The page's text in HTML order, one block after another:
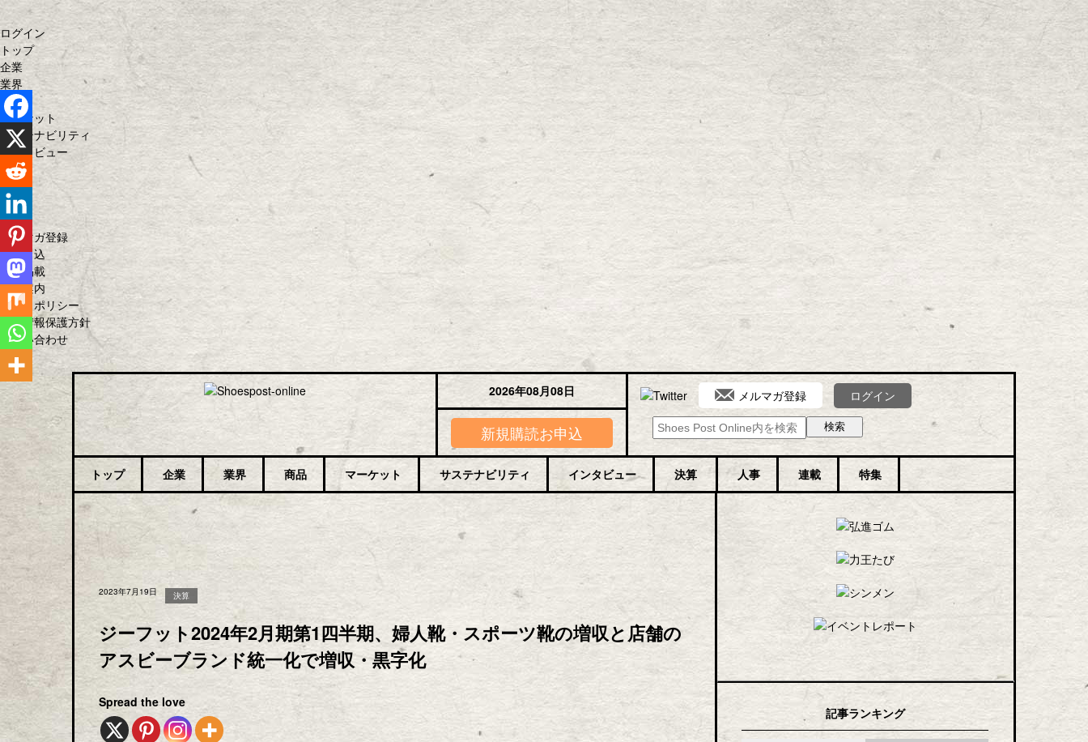
ログイン
トップ
企業
業界
商品
マーケット
サステナビリティ
インタビュー
決算
人事
連載
特集
メルマガ登録
購読申込
広告掲載
会社案内
サイトポリシー
個人情報保護方針
お問い合わせ
2026年08月08日
新規購読お申込
メルマガ登録 ログイン
トップ 企業 業界 商品 マーケット サステナビリティ インタビュー 決算 人事 連載 特集
2023年7月19日 決算
ジーフット2024年2月期第1四半期、婦人靴・スポーツ靴の増収と店舗の
アスビーブランド統一化で増収・黒字化
Spread the love
記事ランキング